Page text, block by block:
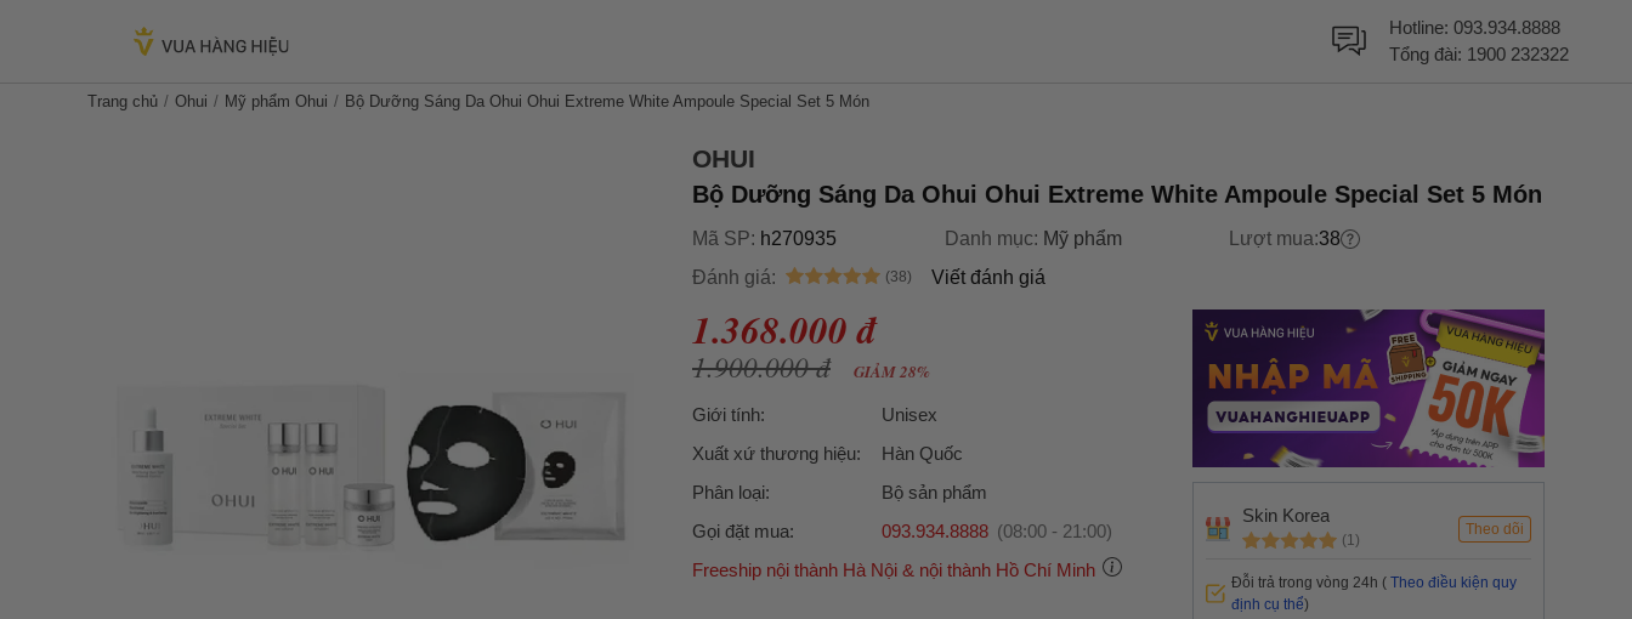
Hotline: 093.934.8888
Tổng đài: 1900 232322
Trang chủ Ohui Mỹ phẩm Ohui Bộ Dưỡng Sáng Da Ohui Ohui Extreme White Ampoule Special Set 5 Món
OHUI
Bộ Dưỡng Sáng Da Ohui Ohui Extreme White Ampoule Special Set 5 Món
Mã SP: h270935 Danh mục: Mỹ phẩm Lượt mua:38
Đánh giá:
Viết đánh giá
1.368.000 đ
1.900.000 đ GIẢM 28%
Giới tính:
Unisex
Xuất xứ thương hiệu:
Hàn Quốc
Phân loại:
Bộ sản phẩm
Gọi đặt mua:
093.934.8888 (08:00 - 21:00)
Freeship nội thành Hà Nội & nội thành Hồ Chí Minh
Skin Korea
(1)
Theo dõi
Đỗi trả trong vòng 24h ( Theo điều kiện quy
định cụ thể)